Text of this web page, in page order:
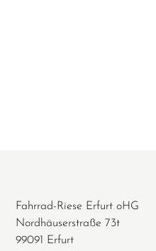
Fahrrad-Riese Erfurt oHG
Nordhäuserstraße 73t
99091 Erfurt